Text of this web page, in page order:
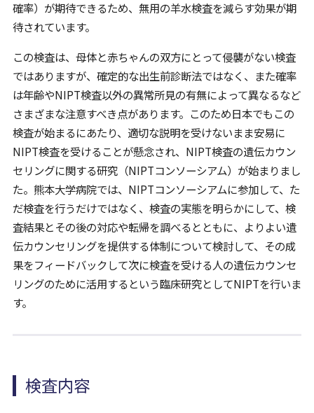
確率）が期待できるため、無用の羊水検査を減らす効果が期
待されています。
この検査は、母体と赤ちゃんの双方にとって侵襲がない検査
ではありますが、確定的な出生前診断法ではなく、また確率
は年齢やNIPT検査以外の異常所見の有無によって異なるなど
さまざまな注意すべき点があります。このため日本でもこの
検査が始まるにあたり、適切な説明を受けないまま安易に
NIPT検査を受けることが懸念され、NIPT検査の遺伝カウン
セリングに関する研究（NIPTコンソーシアム）が始まりまし
た。熊本大学病院では、NIPTコンソーシアムに参加して、た
だ検査を行うだけではなく、検査の実態を明らかにして、検
査結果とその後の対応や転帰を調べるとともに、よりよい遺
伝カウンセリングを提供する体制について検討して、その成
果をフィードバックして次に検査を受ける人の遺伝カウンセ
リングのために活用するという臨床研究としてNIPTを行いま
す。
検査内容